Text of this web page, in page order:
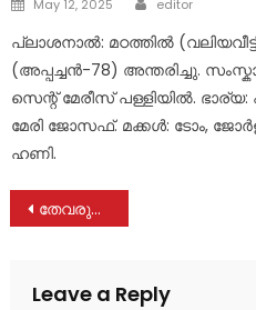
May 12, 2025 editor
പ്ലാശനാൽ: മഠത്തിൽ
(അപ്പച്ചൻ-78) അന്തരിച്ചു.
സെന്റ് മേരീസ് പള്ളിയിൽ.
മേരി ജോസഫ്. മക്കൾ: ടോം,
ഹണി.
Post
തേവരുവാറ പള്ളിപ്പാറ ബദ്റുന്നിസ നിര്യാതയായി
Leave a Reply